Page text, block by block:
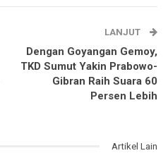
LANJUT
Dengan Goyangan Gemoy,
TKD Sumut Yakin Prabowo-
Gibran Raih Suara 60
Persen Lebih
Artikel Lain